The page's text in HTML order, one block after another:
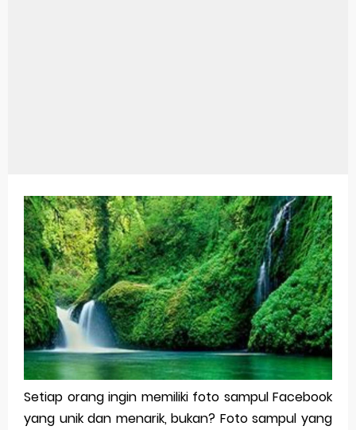
Bitcoin Miner Android: Apa Itu Dan Bagaimana Cara Menggunakannya
Pp Wa Couple Pasangan: Cara Terbaik Untuk Menjaga Hubungan
Cara Mengecek Windows Ori
Simpan Profil Ig Dengan Mudah
Aplikasi Togel Android: Solusi Praktis Untuk Pecinta Togel
Siap Video Call, tapi Download Aplikasinya Dulu, Abangku
Monday, 10 August
Setiap orang ingin memiliki foto sampul Facebook
yang unik dan menarik, bukan? Foto sampul yang